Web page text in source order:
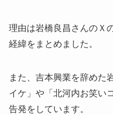
理由は岩橋良昌さんのＸ
経緯をまとめました。
また、吉本興業を辞めた
イケ」や「北河内お笑い
告発をしています。